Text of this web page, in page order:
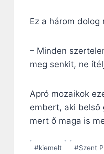
Ez a három
– Minden
meg senkit, ne
Apró mozaikok
embert, aki belső
mert ő maga is
Post
#kiemelt #Szent